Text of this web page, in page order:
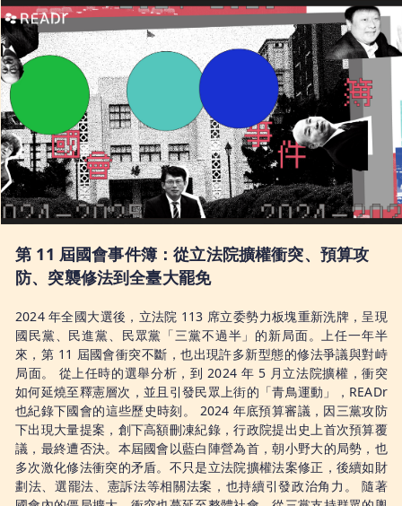
第 11 屆國會事件簿：從立法院擴權衝突、預算攻
防、突襲修法到全臺大罷免
2024 年全國大選後，立法院 113 席立委勢力板塊重新洗牌，呈現
國民黨、民進黨、民眾黨「三黨不過半」的新局面。上任一年半
來，第 11 屆國會衝突不斷，也出現許多新型態的修法爭議與對峙
局面。 從上任時的選舉分析，到 2024 年 5 月立法院擴權，衝突
如何延燒至釋憲層次，並且引發民眾上街的「青鳥運動」，READr
也紀錄下國會的這些歷史時刻。 2024 年底預算審議，因三黨攻防
下出現大量提案，創下高額刪凍紀錄，行政院提出史上首次預算覆
議，最終遭否決。本屆國會以藍白陣營為首，朝小野大的局勢，也
多次激化修法衝突的矛盾。不只是立法院擴權法案修正，後續如財
劃法、選罷法、憲訴法等相關法案，也持續引發政治角力。 隨著